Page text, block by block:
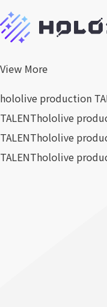
View More
hololive production
TALENThololive
TALENThololive
TALENThololive